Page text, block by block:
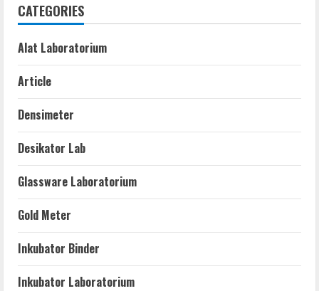
CATEGORIES
Alat Laboratorium
Article
Densimeter
Desikator Lab
Glassware Laboratorium
Gold Meter
Inkubator Binder
Inkubator Laboratorium